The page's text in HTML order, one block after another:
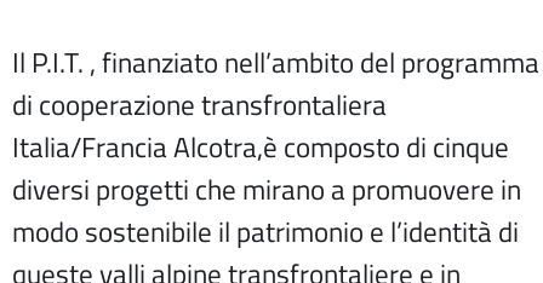
Il P.I.T. , finanziato nell’ambito del programma
di cooperazione transfrontaliera
Italia/Francia Alcotra,è composto di cinque
diversi progetti che mirano a promuovere in
modo sostenibile il patrimonio e l’identità di
queste valli alpine transfrontaliere e in